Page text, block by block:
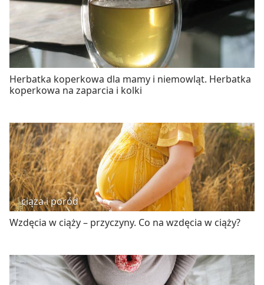
Herbatka koperkowa dla mamy i niemowląt. Herbatka
koperkowa na zaparcia i kolki
ciąża i poród
Wzdęcia w ciąży – przyczyny. Co na wzdęcia w ciąży?